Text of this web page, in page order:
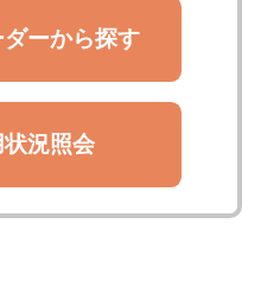
ダーから探す
状況照会